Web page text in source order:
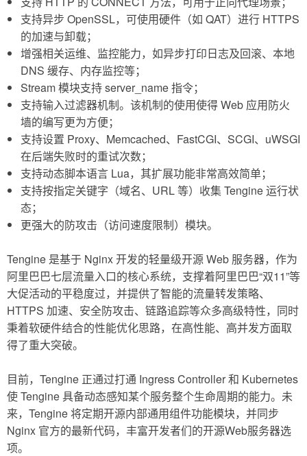
支持异步 OpenSSL，可使用硬件（如 QAT）进行 HTTPS
的加速与卸载；
增强相关运维、监控能力，如异步打印日志及回滚、本地
DNS 缓存、内存监控等；
Stream 模块支持 server_name 指令；
支持输入过滤器机制。该机制的使用使得 Web 应用防火
墙的编写更为方便；
支持设置 Proxy、Memcached、FastCGI、SCGI、uWSGI
在后端失败时的重试次数；
支持动态脚本语言 Lua，其扩展功能非常高效简单；
支持按指定关键字（域名、URL 等）收集 Tengine 运行状
态；
更强大的防攻击（访问速度限制）模块。
Tengine 是基于 Nginx 开发的轻量级开源 Web 服务器，作为
阿里巴巴七层流量入口的核心系统，支撑着阿里巴巴“双11”等
大促活动的平稳度过，并提供了智能的流量转发策略、
HTTPS 加速、安全防攻击、链路追踪等众多高级特性，同时
秉着软硬件结合的性能优化思路，在高性能、高并发方面取
得了重大突破。
目前，Tengine 正通过打通 Ingress Controller 和 Kubernetes
使 Tengine 具备动态感知某个服务整个生命周期的能力。未
来，Tengine 将定期开源内部通用组件功能模块，并同步
Nginx 官方的最新代码，丰富开发者们的开源Web服务器选
项。